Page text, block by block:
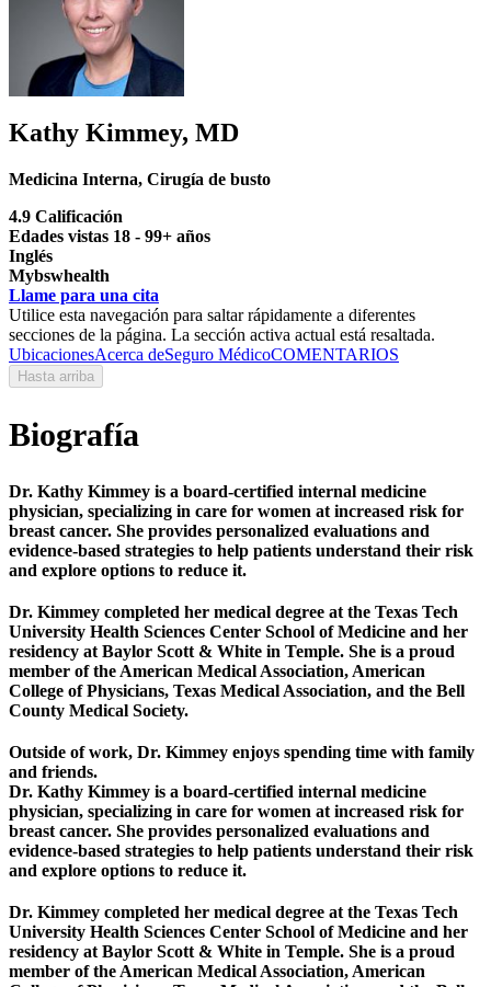
Kathy Kimmey, MD
Medicina Interna, Cirugía de busto
4.9 Calificación
Edades vistas 18 - 99+ años
Inglés
Mybswhealth
Llame para una cita
Utilice esta navegación para saltar rápidamente a diferentes
secciones de la página. La sección activa actual está resaltada.
UbicacionesAcerca deSeguro MédicoCOMENTARIOS
Hasta arriba
Biografía
Dr. Kathy Kimmey is a board-certified internal medicine
physician, specializing in care for women at increased risk for
breast cancer. She provides personalized evaluations and
evidence-based strategies to help patients understand their risk
and explore options to reduce it.
Dr. Kimmey completed her medical degree at the Texas Tech
University Health Sciences Center School of Medicine and her
residency at Baylor Scott & White in Temple. She is a proud
member of the American Medical Association, American
College of Physicians, Texas Medical Association, and the Bell
County Medical Society.
Outside of work, Dr. Kimmey enjoys spending time with family
and friends.
Dr. Kathy Kimmey is a board-certified internal medicine
physician, specializing in care for women at increased risk for
breast cancer. She provides personalized evaluations and
evidence-based strategies to help patients understand their risk
and explore options to reduce it.
Dr. Kimmey completed her medical degree at the Texas Tech
University Health Sciences Center School of Medicine and her
residency at Baylor Scott & White in Temple. She is a proud
member of the American Medical Association, American